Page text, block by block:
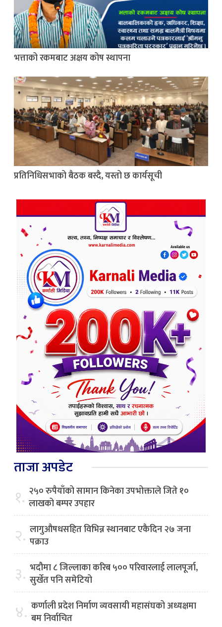
भत्ताको रकमबाट अक्षय कोष स्थापना
प्रतिनिधिसभाको बैठक बस्दै, यस्तो छ कार्यसूची
ताजा अपडेट
१. २५० रुपैयाँको सामान किनेका उपभोक्ताले जिते १०
लाखको बम्पर उपहार
२. लागुऔषधसहित विभिन्न स्थानबाट एकैदिन २७ जना
पक्राउ
३. भदौमा ८ जिल्लाका करिब ५०० परिवारलाई लालपूर्जा,
सुर्खेत पनि समेटियो
४. कर्णाली प्रदेश निर्माण व्यवसायी महासंघको अध्यक्षमा
बम निर्वाचित